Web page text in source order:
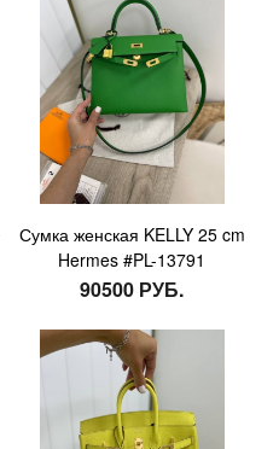
Сумка женская KELLY 25 cm
Hermes #PL-13791
90500 РУБ.